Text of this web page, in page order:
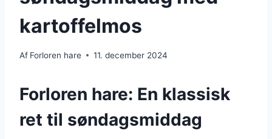
kartoffelmos
Af Forloren hare 11. december 2024
Forloren hare: En klassisk
ret til søndagsmiddag